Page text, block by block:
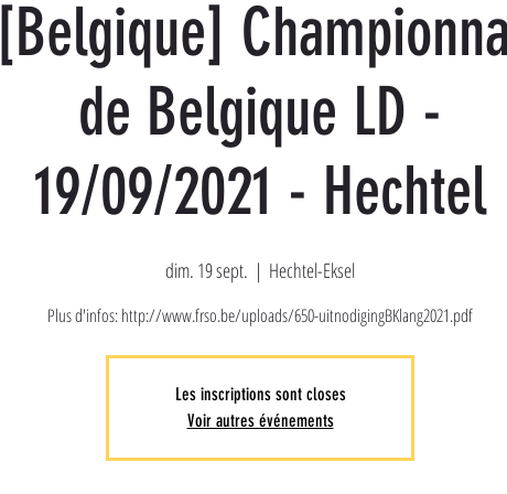
[Belgique]
de Belgique LD -
19/09/2021 - Hechtel
dim. 19 sept.
  |
Hechtel-Eksel
Plus d'infos: http://www.frso.be/uploads/650-uitnodigingBKlang2021.pdf
Les inscriptions sont closes
Voir autres événements